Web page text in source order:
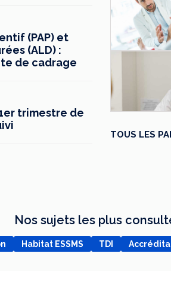
(PAP) et
(ALD) :
de cadrage
trimestre de
TOUS LES
Nos sujets les plus
Habitat ESSMS TDI